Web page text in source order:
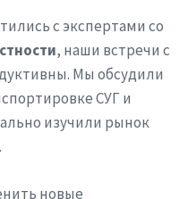
с экспертами со
, наши встречи с
Мы обсудили
СУГ и
изучили рынок
.
новые